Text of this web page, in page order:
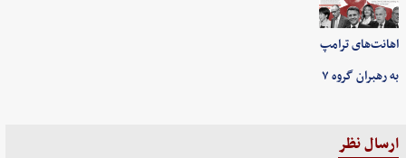
اهانت‌های ترامپ
به رهبران گروه ۷
ارسال نظر